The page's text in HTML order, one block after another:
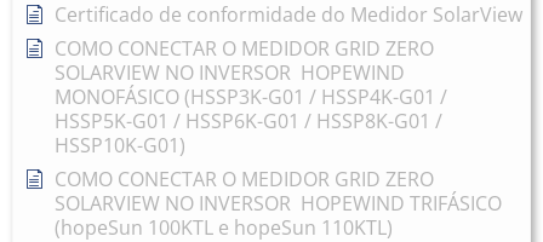
Certificado de conformidade do Medidor SolarView
COMO CONECTAR O MEDIDOR GRID ZERO
SOLARVIEW NO INVERSOR HOPEWIND
MONOFÁSICO (HSSP3K-G01 / HSSP4K-G01 /
HSSP5K-G01 / HSSP6K-G01 / HSSP8K-G01 /
HSSP10K-G01)
COMO CONECTAR O MEDIDOR GRID ZERO
SOLARVIEW NO INVERSOR HOPEWIND TRIFÁSICO
(hopeSun 100KTL e hopeSun 110KTL)